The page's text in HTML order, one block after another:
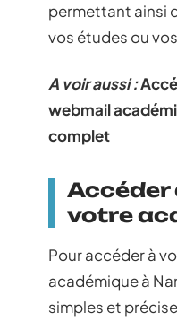
permettant ainsi
vos études ou
A voir aussi :
webmail
complet
Accéder
votre
Pour accéder à
académique à
simples et